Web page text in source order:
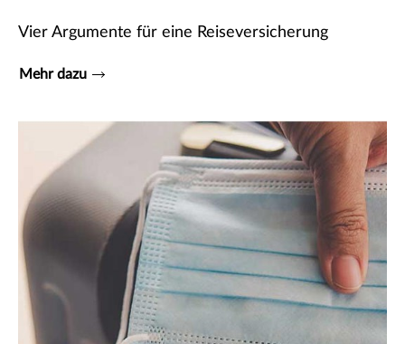
Vier Argumente für eine Reiseversicherung
Mehr dazu